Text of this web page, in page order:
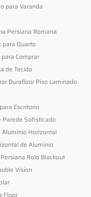
para Varanda
Persiana Romana
para Quarto
Comprar
de Tecido
Durafloor Piso Laminado
Escritorio
Parede Sofisticado
Alumínio Horizontal
de Alumínio
Persiana Rolo Blackout
Vision
Floor